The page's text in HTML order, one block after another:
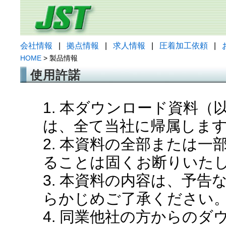
会社情報 拠点情報 求人情報 圧着加工依頼
HOME > 製品情報
使用許諾
1. 本ダウンロード資料（
は、全て当社に帰属しま
2. 本資料の全部または一
ることは固くお断りいた
3. 本資料の内容は、予告
らかじめご了承ください
4. 同業他社の方からのダ